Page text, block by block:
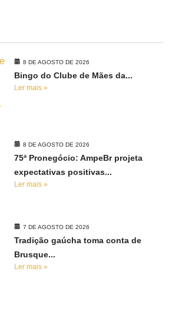
8 DE AGOSTO DE 2026
Bingo do Clube de Mães da...
Ler mais »
8 DE AGOSTO DE 2026
75ª Pronegócio: AmpeBr projeta
expectativas positivas...
Ler mais »
7 DE AGOSTO DE 2026
Tradição gaúcha toma conta de
Brusque...
Ler mais »